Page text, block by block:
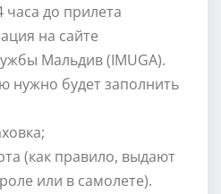
часа до прилета
на сайте
Мальдив (IMUGA).
нужно будет заполнить
(как правило, выдают
или в самолете).